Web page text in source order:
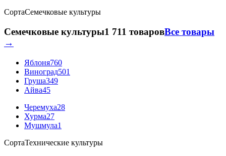
СортаСемечковые культуры
Семечковые культуры1 711 товаровВсе товары
→
Яблоня760
Виноград501
Груша349
Айва45
Черемуха28
Хурма27
Мушмула1
СортаТехнические культуры